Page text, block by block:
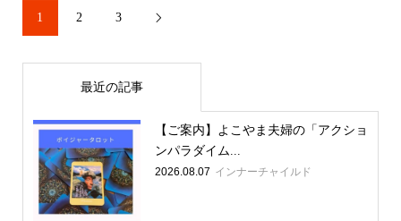
1 2 3 
最近の記事
【ご案内】よこやま夫婦の「アクショ
ンパラダイム...
2026.08.07 インナーチャイルド